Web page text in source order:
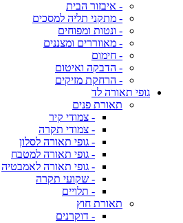
- איבזור הבית
- מתקני תליה למסכים
- ונטות ומפוחים
- מאווררים ומצננים
- חימום
- הדבקה ואיטום
- הרחקת מזיקים
גופי תאורה לד
תאורת פנים
- צמודי קיר
- צמודי תקרה
- גופי תאורה לסלון
- גופי תאורה למטבח
- גופי תאורה לאמבטיה
- שקועי תקרה
- תלויים
תאורת חוץ
- דוקרנים